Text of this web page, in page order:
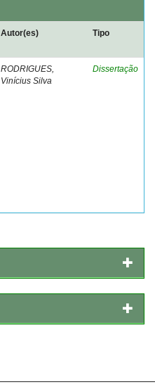
Autor(es) Tipo
RODRIGUES,
Vinícius Silva
Dissertação